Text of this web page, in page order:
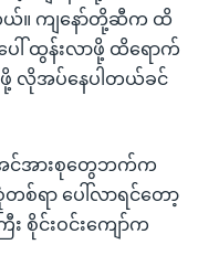
။ ကျနော်တို့ဆီက ထိ
ါ် ထွန်းလာဖို့ ထိရောက်
ဖို့ လိုအပ်နေပါတယ်ခင်
အင်အားစုတွေဘက်က
တစ်ရာ ပေါ်လာရင်တော့
င်းဝင်းကျော်က